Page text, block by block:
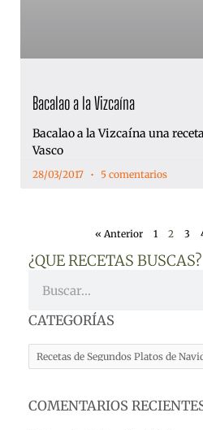
Bacalao a la Vizcaína
Bacalao a la Vizcaína una
Vasco
28/03/2017 5 comentarios
« Anterior 1 2 3
¿QUE RECETAS BUSCAS?
CATEGORÍAS
CATEGORÍAS
COMENTARIOS